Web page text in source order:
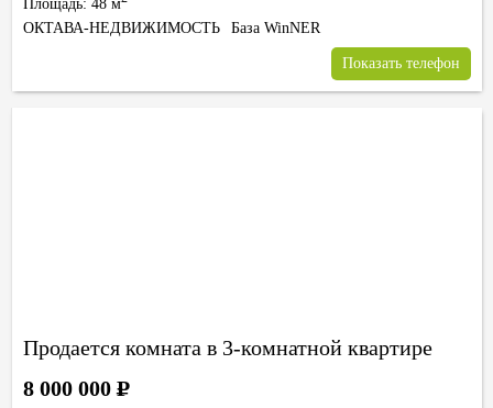
Площадь: 48 м
ОКТАВА-НЕДВИЖИМОСТЬ База WinNER
Показать телефон
Продается комната в 3-комнатной квартире
8 000 000Р